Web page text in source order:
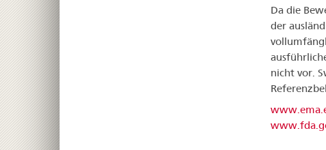
Da die
der
nicht vor.